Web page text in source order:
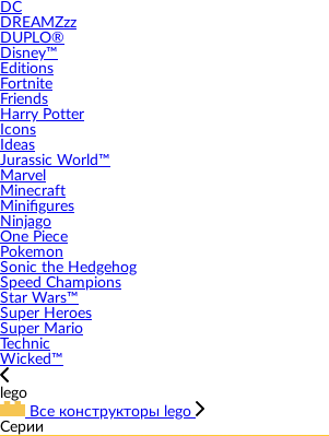
DC
DREAMZzz
DUPLO®
Disney™
Editions
Fortnite
Friends
Harry Potter
Icons
Ideas
Jurassic World™
Marvel
Minecraft
Minifigures
Ninjago
One Piece
Pokemon
Sonic the Hedgehog
Speed Champions
Star Wars™
Super Heroes
Super Mario
Technic
Wicked™
lego
Все конструкторы lego
Серии